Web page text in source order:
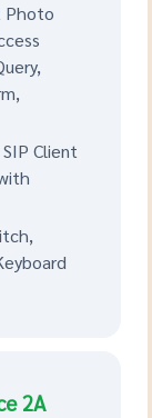
Photo
Client
2A